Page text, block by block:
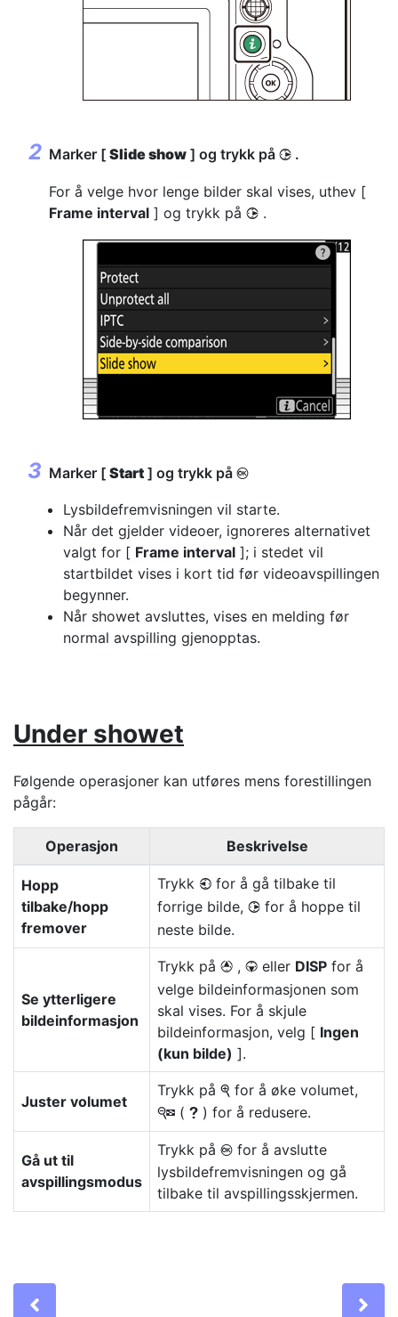
Marker [ Slide show ] og trykk på 2 .
For å velge hvor lenge bilder skal vises, uthev [
Frame interval ] og trykk på 2 .
Marker [ Start ] og trykk på J
Lysbildefremvisningen vil starte.
Når det gjelder videoer, ignoreres alternativet
valgt for [ Frame interval ]; i stedet vil
startbildet vises i kort tid før videoavspillingen
begynner.
Når showet avsluttes, vises en melding før
normal avspilling gjenopptas.
Under showet
Følgende operasjoner kan utføres mens forestillingen
pågår:
Operasjon Beskrivelse
Hopp
tilbake/hopp
fremover
Trykk 4 for å gå tilbake til
forrige bilde, 2 for å hoppe til
neste bilde.
Se ytterligere
bildeinformasjon
Trykk på 1 , 3 eller DISP for å
velge bildeinformasjonen som
skal vises. For å skjule
bildeinformasjon, velg [ Ingen
(kun bilde) ].
Juster volumet
Trykk på X for å øke volumet,
W ( Q ) for å redusere.
Gå ut til
avspillingsmodus
Trykk på J for å avslutte
lysbildefremvisningen og gå
tilbake til avspillingsskjermen.